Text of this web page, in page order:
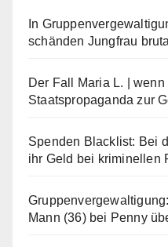
In
schänden Jungfrau
Der Fall Maria L. |
Staatspropaganda zur
Spenden Blacklist: Bei
ihr Geld bei kriminellen
Mann (36) bei Penny